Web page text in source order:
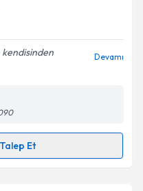
Gönder
ile bilgilendireceğiz.
ilişkin
verilerimin belirtilen
ediyorum.
kendisinden
Devamı
Et